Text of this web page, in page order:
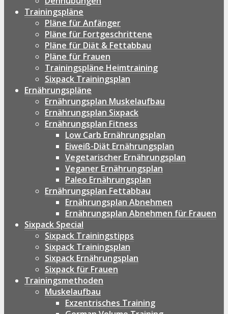
Trainingspläne
Pläne für Anfänger
Pläne für Fortgeschrittene
Pläne für Diät & Fettabbau
Pläne für Frauen
Trainingspläne Heimtraining
Sixpack Trainingsplan
Ernährungspläne
Ernährungsplan Muskelaufbau
Ernährungsplan Sixpack
Ernährungsplan Fitness
Low Carb Ernährungsplan
Eiweiß-Diät Ernährungsplan
Vegetarischer Ernährungsplan
Veganer Ernährungsplan
Paleo Ernährungsplan
Ernährungsplan Fettabbau
Ernährungsplan Abnehmen
Ernährungsplan Abnehmen für Frauen
Sixpack Special
Sixpack Trainingstipps
Sixpack Trainingsplan
Sixpack Ernährungsplan
Sixpack für Frauen
Trainingsmethoden
Muskelaufbau
Exzentrisches Training